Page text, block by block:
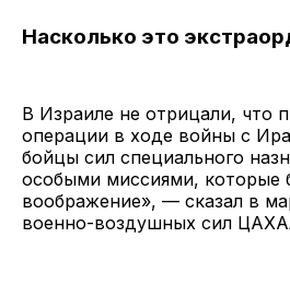
Насколько это
В Израиле не отрицали, что
операции в ходе войны с
бойцы сил специального
особыми миссиями, которые
воображение», — сказал в
военно-воздушных сил